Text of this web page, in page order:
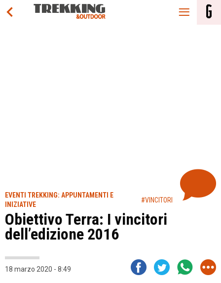
EVENTI TREKKING: APPUNTAMENTI E
INIZIATIVE
#VINCITORI
Obiettivo Terra: I vincitori
dell’edizione 2016
18 marzo 2020 - 8:49